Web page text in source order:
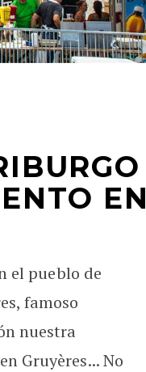
EN
el pueblo de
famoso
nuestra
Gruyères... No